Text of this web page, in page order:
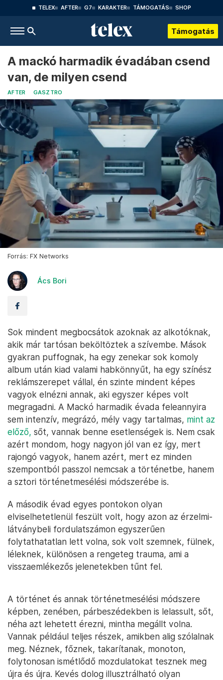
TELEX AFTER G7 KARAKTER TÁMOGATÁS SHOP
Támogatás
A mackó harmadik évadában csend
van, de milyen csend
AFTER GASZTRO
Forrás: FX Networks
Ács Bori
Sok mindent megbocsátok azoknak az alkotóknak,
akik már tartósan beköltöztek a szívembe. Mások
gyakran puffognak, ha egy zenekar sok komoly
album után kiad valami habkönnyűt, ha egy színész
reklámszerepet vállal, én szinte mindent képes
vagyok elnézni annak, aki egyszer képes volt
megragadni. A Mackó harmadik évada feleannyira
sem intenzív, megrázó, mély vagy tartalmas, mint az
előző, sőt, vannak benne esetlenségek is. Nem csak
azért mondom, hogy nagyon jól van ez így, mert
rajongó vagyok, hanem azért, mert ez minden
szempontból passzol nemcsak a történetbe, hanem
a sztori történetmesélési módszerébe is.
A második évad egyes pontokon olyan
elviselhetetlenül feszült volt, hogy azon az érzelmi-
látványbeli fordulatszámon egyszerűen
folytathatatlan lett volna, sok volt szemnek, fülnek,
léleknek, különösen a rengeteg trauma, ami a
visszaemlékezős jelenetekben tűnt fel.
A történet és annak történetmesélési módszere
képben, zenében, párbeszédekben is lelassult, sőt,
néha azt lehetett érezni, mintha megállt volna.
Vannak például teljes részek, amikben alig szólalnak
meg. Néznek, főznek, takarítanak, monoton,
folytonosan ismétlődő mozdulatokat tesznek meg
újra és újra. Kevés dolog illusztrálható olyan